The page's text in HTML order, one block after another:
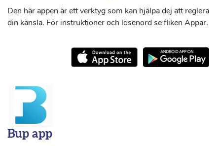
Den här appen är ett verktyg som kan hjälpa dej att reglera
din känsla. För instruktioner och lösenord se fliken Appar.
Bup app